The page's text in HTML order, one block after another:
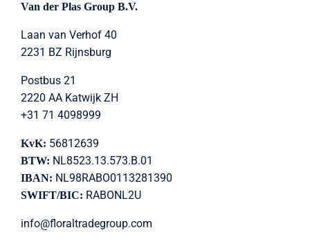
Van der Plas Group B.V.
Laan van Verhof 40
2231 BZ Rijnsburg
Postbus 21
2220 AA Katwijk ZH
+31 71 4098999
KvK: 56812639
BTW: NL8523.13.573.B.01
IBAN: NL98RABO0113281390
SWIFT/BIC: RABONL2U
info@floraltradegroup.com